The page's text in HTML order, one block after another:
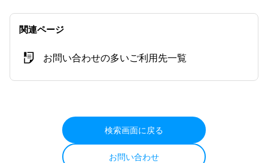
関連ページ
お問い合わせの多いご利用先一覧
検索画面に戻る
お問い合わせ